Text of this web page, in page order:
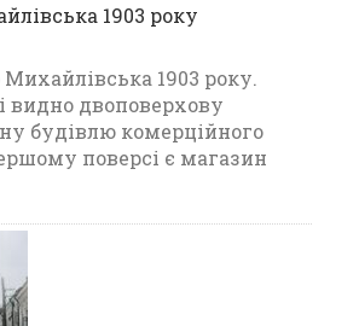
1903 року
1903 року.
видно двоповерхову
будівлю комерційного
поверсі є магазин